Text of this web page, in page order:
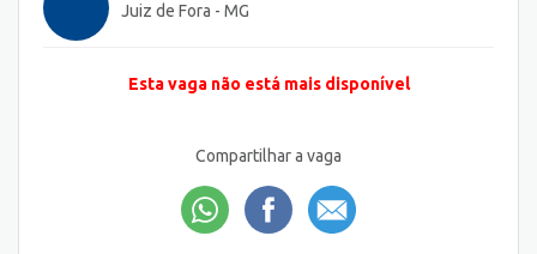
Juiz de Fora - MG
Esta vaga não está mais disponível
Compartilhar a vaga